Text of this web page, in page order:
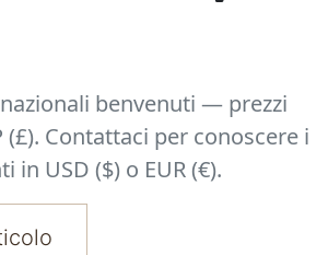
benvenuti — prezzi
Contattaci per conoscere i
in USD ($) o EUR (€).